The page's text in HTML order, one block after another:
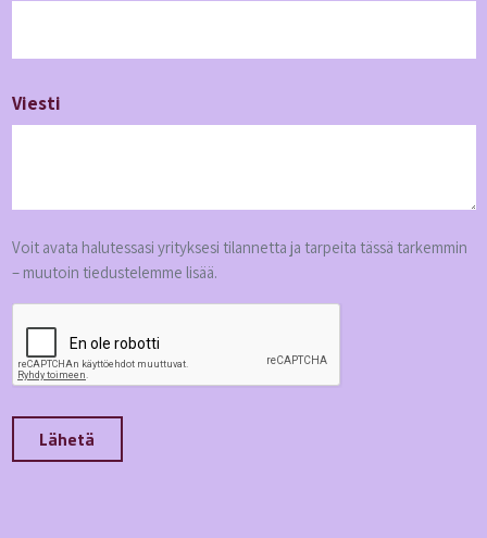
Viesti
Voit avata halutessasi yrityksesi tilannetta ja tarpeita tässä tarkemmin
– muutoin tiedustelemme lisää.